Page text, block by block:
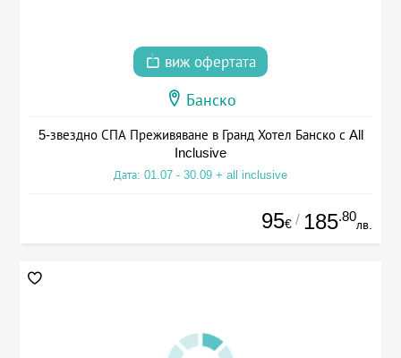
виж офертата
Банско
5-звездно СПА Преживяване в Гранд Хотел Банско с All
Inclusive
Дата: 01.07 - 30.09 + all inclusive
95€ / 185.80
лв.